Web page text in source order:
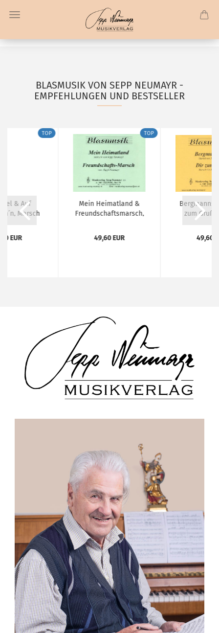
BLASMUSIK VON SEPP NEUMAYR -
EMPFEHLUNGEN UND BESTSELLER
TOP
& Auf
Marsch
EUR
TOP
Mein Heimatland &
Freundschaftsmarsch,
49,60 EUR
zum Gruß,
49,60